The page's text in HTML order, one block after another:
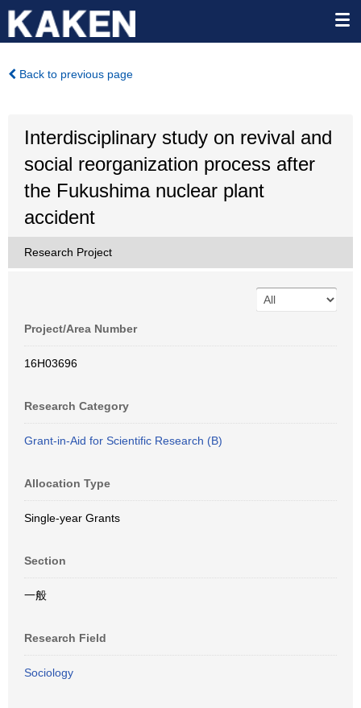
Back to previous page
Interdisciplinary study on revival and
social reorganization process after
the Fukushima nuclear plant
accident
Research Project
Project/Area Number
16H03696
Research Category
Grant-in-Aid for Scientific Research (B)
Allocation Type
Single-year Grants
Section
一般
Research Field
Sociology